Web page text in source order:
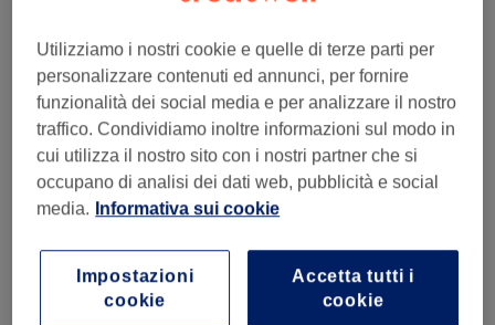
Utilizziamo i nostri cookie e quelle di terze parti per
personalizzare contenuti ed annunci, per fornire
funzionalità dei social media e per analizzare il nostro
traffico. Condividiamo inoltre informazioni sul modo in
cui utilizza il nostro sito con i nostri partner che si
occupano di analisi dei dati web, pubblicità e social
media. Informativa sui cookie
Accetta tutti i
cookie
Impostazioni
cookie